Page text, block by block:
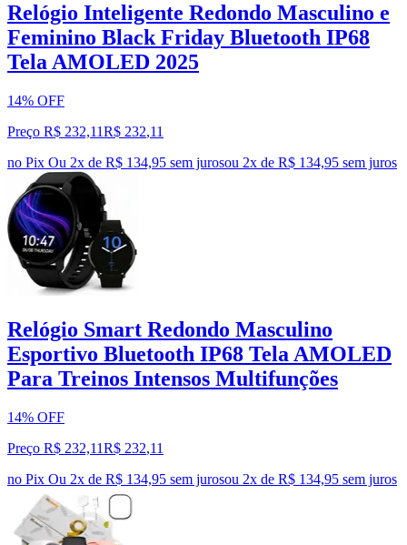
Relógio Inteligente Redondo Masculino e
Feminino Black Friday Bluetooth IP68
Tela AMOLED 2025
14% OFF
Preço R$ 232,11R$ 232,11
no Pix Ou 2x de R$ 134,95 sem jurosou 2x de R$ 134,95 sem juros
Relógio Smart Redondo Masculino
Esportivo Bluetooth IP68 Tela AMOLED
Para Treinos Intensos Multifunções
14% OFF
Preço R$ 232,11R$ 232,11
no Pix Ou 2x de R$ 134,95 sem jurosou 2x de R$ 134,95 sem juros